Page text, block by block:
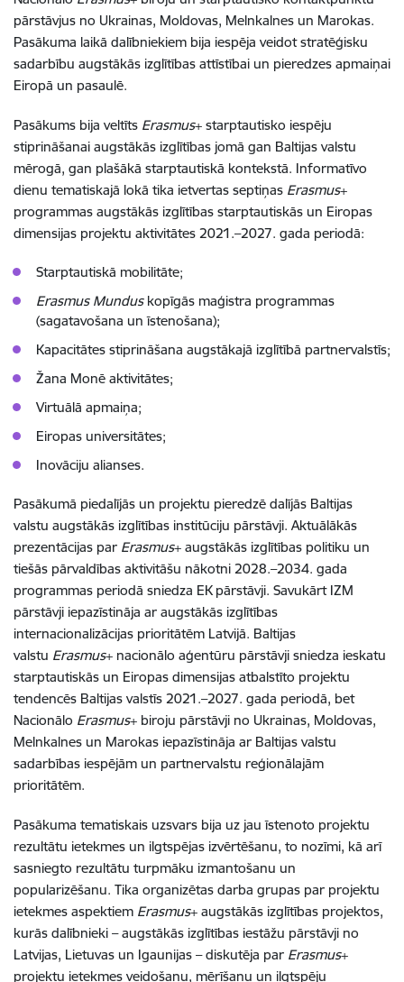
pārstāvjus no Ukrainas, Moldovas, Melnkalnes un Marokas.
Pasākuma laikā dalībniekiem bija iespēja veidot stratēģisku
sadarbību augstākās izglītības attīstībai un pieredzes apmaiņai
Eiropā un pasaulē.
Pasākums bija veltīts Erasmus+ starptautisko iespēju
stiprināšanai augstākās izglītības jomā gan Baltijas valstu
mērogā, gan plašākā starptautiskā kontekstā. Informatīvo
dienu tematiskajā lokā tika ietvertas septiņas Erasmus+
programmas augstākās izglītības starptautiskās un Eiropas
dimensijas projektu aktivitātes 2021.–2027. gada periodā:
Starptautiskā mobilitāte;
Erasmus Munduskopīgās maģistra programmas
(sagatavošana un īstenošana);
Kapacitātes stiprināšana augstākajā izglītībā partnervalstīs;
Žana Monē aktivitātes;
Virtuālā apmaiņa;
Eiropas universitātes;
Inovāciju alianses.
Pasākumā piedalījās un projektu pieredzē dalījās Baltijas
valstu augstākās izglītības institūciju pārstāvji. Aktuālākās
prezentācijas par Erasmus+ augstākās izglītības politiku un
tiešās pārvaldības aktivitāšu nākotni 2028.–2034. gada
programmas periodā sniedza EK pārstāvji. Savukārt IZM
pārstāvji iepazīstināja ar augstākās izglītības
internacionalizācijas prioritātēm Latvijā. Baltijas
valstu Erasmus+ nacionālo aģentūru pārstāvji sniedza ieskatu
starptautiskās un Eiropas dimensijas atbalstīto projektu
tendencēs Baltijas valstīs 2021.–2027. gada periodā, bet
Nacionālo Erasmus+ biroju pārstāvji no Ukrainas, Moldovas,
Melnkalnes un Marokas iepazīstināja ar Baltijas valstu
sadarbības iespējām un partnervalstu reģionālajām
prioritātēm.
Pasākuma tematiskais uzsvars bija uz jau īstenoto projektu
rezultātu ietekmes un ilgtspējas izvērtēšanu, to nozīmi, kā arī
sasniegto rezultātu turpmāku izmantošanu un
popularizēšanu. Tika organizētas darba grupas par projektu
ietekmes aspektiem Erasmus+ augstākās izglītības projektos,
kurās dalībnieki – augstākās izglītības iestāžu pārstāvji no
Latvijas, Lietuvas un Igaunijas – diskutēja par Erasmus+
projektu ietekmes veidošanu, mērīšanu un ilgtspēju